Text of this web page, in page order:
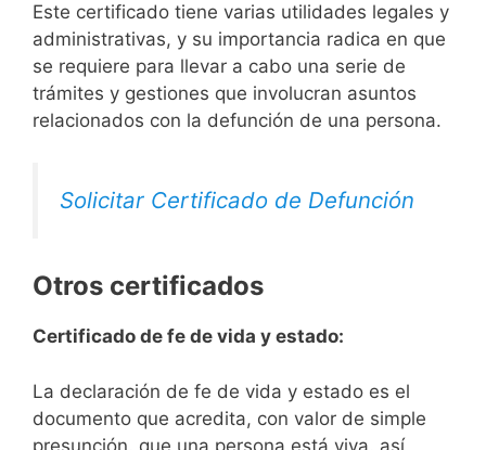
Este certificado tiene varias utilidades legales y
administrativas, y su importancia radica en que
se requiere para llevar a cabo una serie de
trámites y gestiones que involucran asuntos
relacionados con la defunción de una persona.
Solicitar Certificado de Defunción
Otros certificados
Certificado de fe de vida y estado:
La declaración de fe de vida y estado es el
documento que acredita, con valor de simple
presunción, que una persona está viva, así